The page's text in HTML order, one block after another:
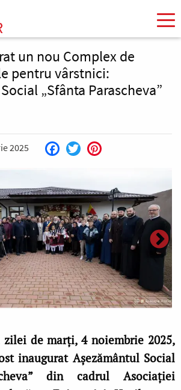
un nou Complex de
pentru vârstnici:
„Sfânta Parascheva”
2025 Facebook
Twitter
de marți, 4 noiembrie 2025,
inaugurat Așezământul Social
din cadrul Asociației